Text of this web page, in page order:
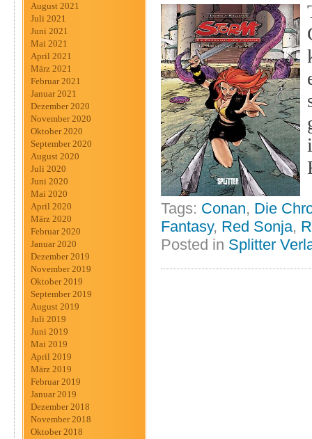
August 2021
Juli 2021
Juni 2021
Mai 2021
April 2021
März 2021
Februar 2021
Januar 2021
Dezember 2020
November 2020
Oktober 2020
September 2020
August 2020
Juli 2020
Juni 2020
Mai 2020
April 2020
März 2020
Februar 2020
Januar 2020
Dezember 2019
November 2019
Oktober 2019
September 2019
August 2019
Juli 2019
Juni 2019
Mai 2019
April 2019
März 2019
Februar 2019
Januar 2019
Dezember 2018
November 2018
Oktober 2018
Tags: Conan, Die
Fantasy, Red Sonja,
Posted in Splitter